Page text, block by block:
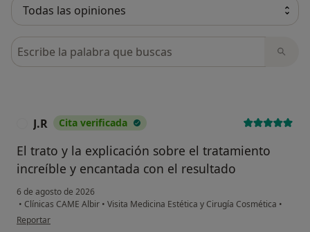
Busca en opiniones
J.R Cita verificada
El trato y la explicación sobre el tratamiento
increíble y encantada con el resultado
6 de agosto de 2026
• Clínicas CAME Albir • Visita Medicina Estética y Cirugía Cosmética •
en opinión del usuario J.R
Reportar